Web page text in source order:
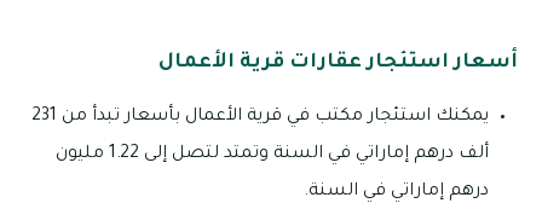
أسعار استئجار عقارات قرية الأعمال
يمكنك استئجار مكتب في قرية الأعمال بأسعار تبدأ من 231
ألف درهم إماراتي في السنة وتمتد لتصل إلى 1.22 مليون
درهم إماراتي في السنة.